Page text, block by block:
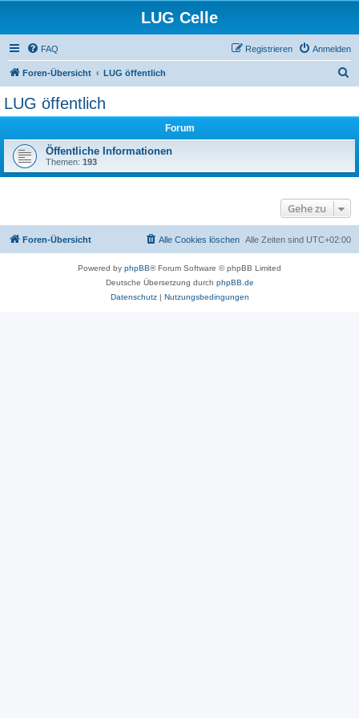
LUG Celle
FAQ Anmelden
Registrieren
Foren-Übersicht LUG öffentlich
LUG öffentlich
Forum
Öffentliche Informationen
Themen: 193
Gehe zu
Foren-Übersicht Alle Zeiten sind UTC+02:00
Alle Cookies löschen
Powered by phpBB® Forum Software © phpBB Limited
Deutsche Übersetzung durch phpBB.de
Datenschutz| Nutzungsbedingungen